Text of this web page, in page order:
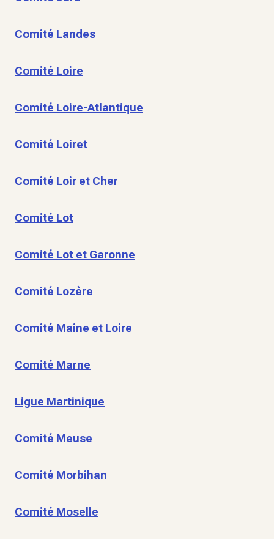
Comité Landes
Comité Loire
Comité Loire-Atlantique
Comité Loiret
Comité Loir et Cher
Comité Lot
Comité Lot et Garonne
Comité Lozère
Comité Maine et Loire
Comité Marne
Ligue Martinique
Comité Meuse
Comité Morbihan
Comité Moselle